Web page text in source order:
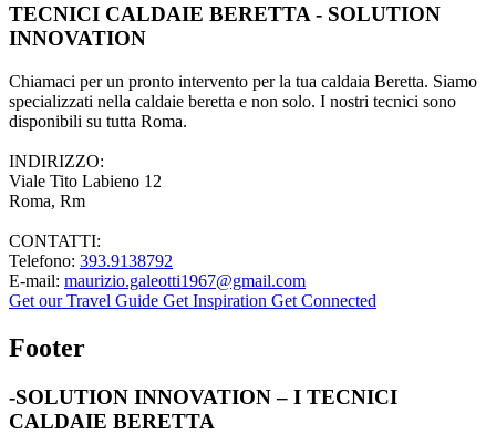
TECNICI CALDAIE BERETTA - SOLUTION
INNOVATION
Chiamaci per un pronto intervento per la tua caldaia Beretta. Siamo
specializzati nella caldaie beretta e non solo. I nostri tecnici sono
disponibili su tutta Roma.
INDIRIZZO:
Viale Tito Labieno 12
Roma, Rm
CONTATTI:
Telefono: 393.9138792
E-mail: maurizio.galeotti1967@gmail.com
Get our Travel Guide Get Inspiration Get Connected
Footer
-SOLUTION INNOVATION – I TECNICI
CALDAIE BERETTA